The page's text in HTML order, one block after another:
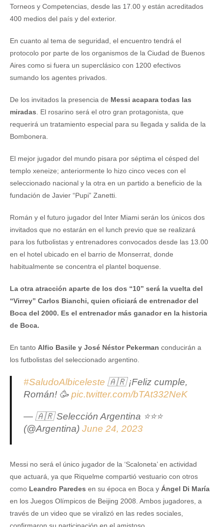
Torneos y Competencias, desde las 17.00 y están acreditados
400 medios del país y del exterior.
En cuanto al tema de seguridad, el encuentro tendrá el
protocolo por parte de los organismos de la Ciudad de Buenos
Aires como si fuera un superclásico con 1200 efectivos
sumando los agentes privados.
De los invitados la presencia de Messi acapara todas las
miradas . El rosarino será el otro gran protagonista, que
requerirá un tratamiento especial para su llegada y salida de la
Bombonera.
El mejor jugador del mundo pisara por séptima el césped del
templo xeneize; anteriormente lo hizo cinco veces con el
seleccionado nacional y la otra en un partido a beneficio de la
fundación de Javier “Pupi” Zanetti.
Román y el futuro jugador del Inter Miami serán los únicos dos
invitados que no estarán en el lunch previo que se realizará
para los futbolistas y entrenadores convocados desde las 13.00
en el hotel ubicado en el barrio de Monserrat, donde
habitualmente se concentra el plantel boquense.
La otra atracción aparte de los dos “10” será la vuelta del
“Virrey” Carlos Bianchi, quien oficiará de entrenador del
Boca del 2000. Es el entrenador más ganador en la historia
de Boca.
En tanto Alfio Basile y José Néstor Pekerman conducirán a
los futbolistas del seleccionado argentino.
#SaludoAlbiceleste 🇦🇷 ¡Feliz cumple,
Román! 🥳pic.twitter.com/bTAt332NeK
— 🇦🇷 Selección Argentina ⭐⭐⭐
(@Argentina) June 24, 2023
Messi no será el único jugador de la ‘Scaloneta’ en actividad
que actuará, ya que Riquelme compartió vestuario con otros
como Leandro Paredes en su época en Boca y Ángel Di María
en los Juegos Olímpicos de Beijing 2008. Ambos jugadores, a
través de un video que se viralizó en las redes sociales,